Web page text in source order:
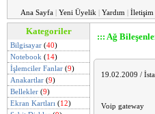
Ana Sayfa | Yeni Üyelik | Yardım | İletişim
Kategoriler
Bilgisayar (40)
Notebook (14)
İşlemciler Fanlar (9)
Anakartlar (9)
Bellekler (9)
Ekran Kartları (12)
::: Ağ
19.02.2009 /
Voip gateway